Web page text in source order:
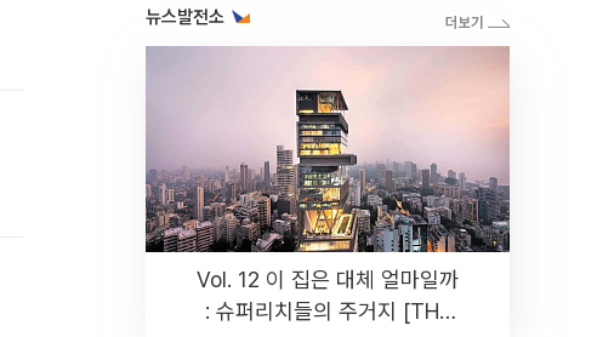
뉴스발전소
Vol. 12 이 집은 대체 얼마일까
: 슈퍼리치들의 주거지 [THE